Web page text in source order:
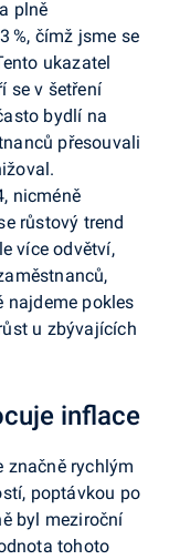
plně
%, čímž jsme se
ukazatel
se v šetření
bydlí na
přesouvali
nicméně
růstový trend
více odvětví,
najdeme pokles
u zbývajících
inflace
značně rychlým
poptávkou po
byl meziroční
tohoto